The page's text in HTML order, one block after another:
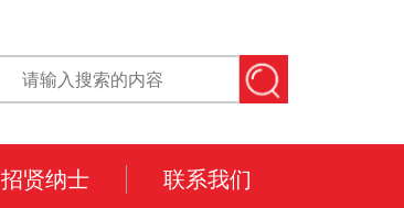
招贤纳士 联系我们